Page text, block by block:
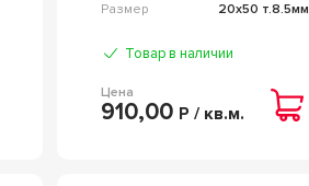
Размер
20x50 т.8.5мм
Товар в наличии
Цена
910,00 Р / кв.м.